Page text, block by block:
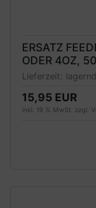
ERSATZ
ODER 4OZ,
Lieferzeit: lagernd
15,95 EUR
inkl. 19 % MwSt. zzgl.